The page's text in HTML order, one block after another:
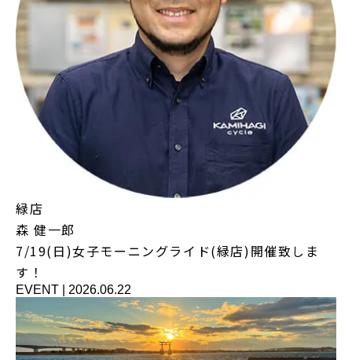
緑店
森 健一郎
7/19(日)女子モーニングライド(緑店)開催致しま
す！
EVENT 2026.06.22